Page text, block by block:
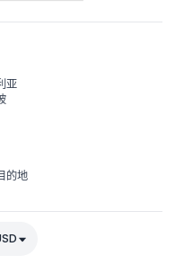
亚
的地